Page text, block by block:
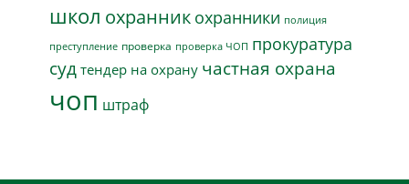
школ охранник охранники полиция
преступление проверка проверка ЧОП прокуратура
суд тендер на охрану частная охрана
чоп штраф